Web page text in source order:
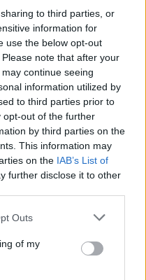
to third parties, or
information for
use the below opt-out
note that after your
continue seeing
information utilized by
to third parties prior to
opt-out of the further
by third parties on the
This information may
on the IAB’s List of
further disclose it to other
Outs
of my
(7)
Jūra
„Raketa“ šiemet į
neplauks(12)